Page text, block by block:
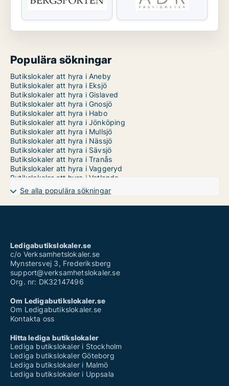
Populära sökningar
Butikslokaler att hyra i Aneby
Butikslokaler att hyra i Eksjö
Butikslokaler att hyra i Gislaved
Butikslokaler att hyra i Gnosjö
Butikslokaler att hyra i Habo
Butikslokaler att hyra i Jönköping
Butikslokaler att hyra i Mullsjö
Butikslokaler att hyra i Nässjö
Butikslokaler att hyra i Sävsjö
Butikslokaler att hyra i Tranås
Butikslokaler att hyra i Vaggeryd
Butikslokaler att hyra i Vetlanda
Butikslokaler att hyra i Värnamo
Butikslokaler till salu i Aneby
Butikslokaler till salu i Eksjö
Butikslokaler till salu i Jönköping
Butikslokaler till salu i Mullsjö
Butikslokaler till salu i Nässjö
Butikslokaler till salu i Sävsjö
Butikslokaler till salu i Tranås
Butikslokaler till salu i Vaggeryd
Butikslokaler till salu i Vetlanda
Butikslokaler till salu i Värnamo
Se alla populära sökningar
Ledigabutikslokaler.se
c/o Verksamhetslokaler.se
Mynstersvej 3, Frederiksberg
support@verksamhetslokaler.se
Org. nr: DK32147496
Om Ledigabutikslokaler.se
Om Ledigabutikslokaler.se
Kontakta oss
Hitta lediga butikslokaler
Lediga butikslokaler i Stockholm
Lediga butikslokaler Göteborg
Lediga butikslokaler i Malmö
Lediga butikslokaler i Uppsala